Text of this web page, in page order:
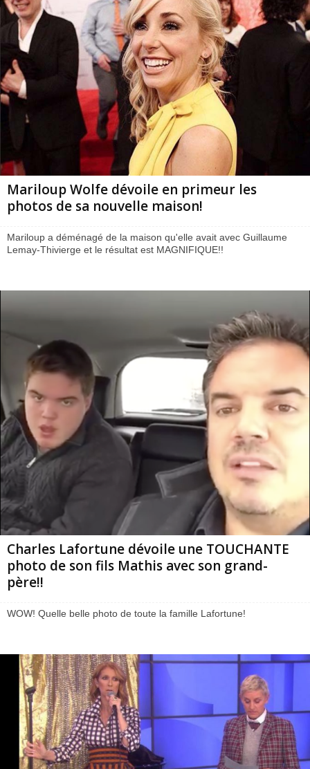
Mariloup Wolfe dévoile en primeur les
photos de sa nouvelle maison!
Mariloup a déménagé de la maison qu'elle avait avec Guillaume
Lemay-Thivierge et le résultat est MAGNIFIQUE!!
Charles Lafortune dévoile une TOUCHANTE
photo de son fils Mathis avec son grand-
père!!
WOW! Quelle belle photo de toute la famille Lafortune!